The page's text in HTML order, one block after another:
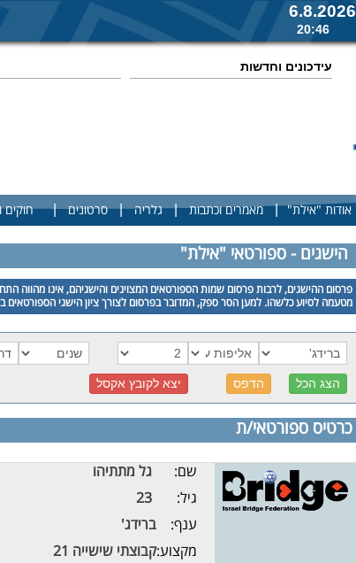
6.8.2026
20:46
עידכונים וחדשות
אודות "אילת" | מאמרים וכתבות | גלריה | סרטונים | חוקים
הישגים - ספורטאי "אילת"
פרסום ההישגים, לרבות פרסום שמות הספורטאים המצוינים והישגיהם, אינו מהווה
מטעמה לסיוע כלשהו. למען הסר ספק, המדובר בפרסום לצורך ציון הישגי הספורטאים
כרטיס ספורטאי/ת
שם:
גל מתתיהו
גיל:
23
ענף:
ברידג'
מקצוע:קבוצתי שישייה 21